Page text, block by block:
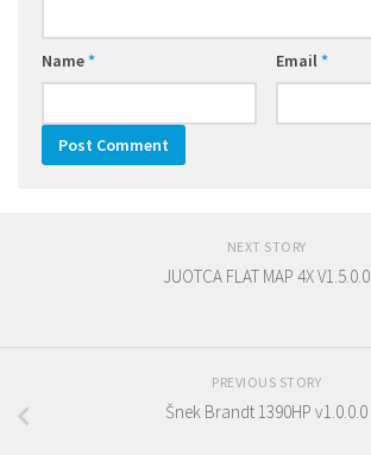
Name* Email *
NEXT STORY
JUOTCA FLAT MAP 4X V1.5.0.0
PREVIOUS STORY
Šnek Brandt 1390HP v1.0.0.0